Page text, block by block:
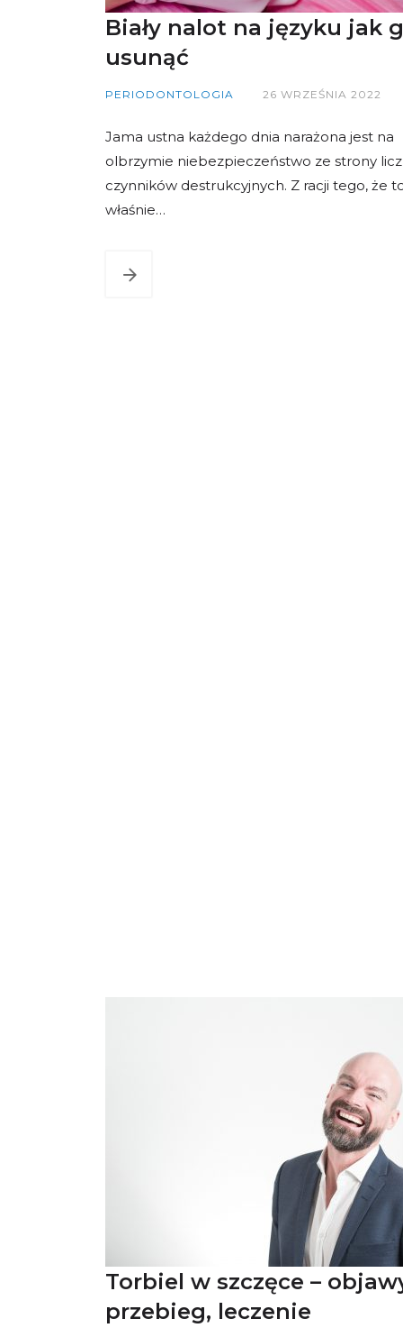
Biały nalot na języku jak
usunąć
PERIODONTOLOGIA 26 WRZEŚNIA 2022
Jama ustna każdego dnia narażona jest na
olbrzymie niebezpieczeństwo ze strony
czynników destrukcyjnych. Z racji tego, że
właśnie…
Torbiel w szczęce –
przebieg, leczenie